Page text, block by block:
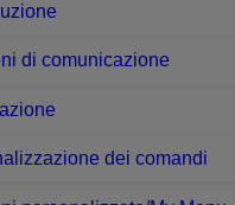
di comunicazione
dei comandi